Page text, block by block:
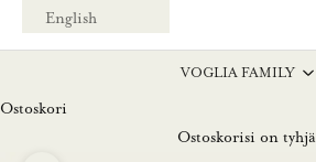
English
VOGLIA FAMILY
Ostoskori
Ostoskorisi on tyhjä